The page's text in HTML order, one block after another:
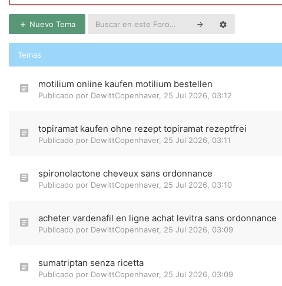
Nuevo Tema
Temas
motilium online kaufen motilium bestellen
Publicado por DewittCopenhaver, 25 Jul 2026, 03:12
topiramat kaufen ohne rezept topiramat rezeptfrei
Publicado por DewittCopenhaver, 25 Jul 2026, 03:11
spironolactone cheveux sans ordonnance
Publicado por DewittCopenhaver, 25 Jul 2026, 03:10
acheter vardenafil en ligne achat levitra sans ordonnance
Publicado por DewittCopenhaver, 25 Jul 2026, 03:09
sumatriptan senza ricetta
Publicado por DewittCopenhaver, 25 Jul 2026, 03:09